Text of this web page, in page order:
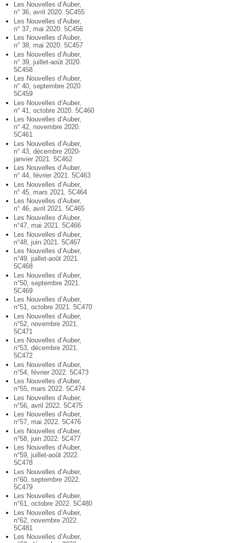
Les Nouvelles d’Auber,
n° 36, avril 2020. 5C455
Les Nouvelles d’Auber,
n° 37, mai 2020. 5C456
Les Nouvelles d’Auber,
n° 38, mai 2020. 5C457
Les Nouvelles d’Auber,
n° 39, juillet-août 2020.
5C458
Les Nouvelles d’Auber,
n° 40, septembre 2020.
5C459
Les Nouvelles d’Auber,
n° 41, octobre 2020. 5C460
Les Nouvelles d’Auber,
n° 42, novembre 2020.
5C461
Les Nouvelles d’Auber,
n° 43, décembre 2020-
janvier 2021. 5C462
Les Nouvelles d’Auber,
n° 44, février 2021. 5C463
Les Nouvelles d’Auber,
n° 45, mars 2021. 5C464
Les Nouvelles d’Auber,
n° 46, avril 2021. 5C465
Les Nouvelles d’Auber,
n°47, mai 2021. 5C466
Les Nouvelles d’Auber,
n°48, juin 2021. 5C467
Les Nouvelles d’Auber,
n°49, juillet-août 2021.
5C468
Les Nouvelles d’Auber,
n°50, septembre 2021.
5C469
Les Nouvelles d’Auber,
n°51, octobre 2021. 5C470
Les Nouvelles d’Auber,
n°52, novembre 2021.
5C471
Les Nouvelles d’Auber,
n°53, décembre 2021.
5C472
Les Nouvelles d’Auber,
n°54, février 2022. 5C473
Les Nouvelles d’Auber,
n°55, mars 2022. 5C474
Les Nouvelles d’Auber,
n°56, avril 2022. 5C475
Les Nouvelles d’Auber,
n°57, mai 2022. 5C476
Les Nouvelles d’Auber,
n°58, juin 2022. 5C477
Les Nouvelles d’Auber,
n°59, juillet-août 2022.
5C478
Les Nouvelles d’Auber,
n°60, septembre 2022.
5C479
Les Nouvelles d’Auber,
n°61, octobre 2022. 5C480
Les Nouvelles d’Auber,
n°62, novembre 2022.
5C481
Les Nouvelles d’Auber,